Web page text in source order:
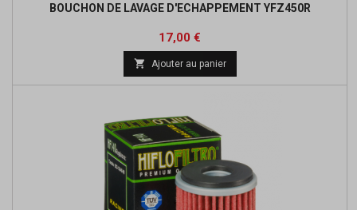
BOUCHON DE LAVAGE D'ECHAPPEMENT YFZ450R
Prix
17,00 €
 Ajouter au panier